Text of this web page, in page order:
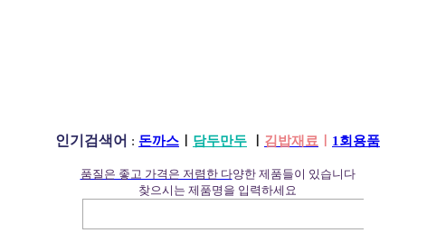
인기검색어 : 돈까스 담두만두 김밥재료 1회용품
품질은 좋고 가격은 저렴한 다양한 제품들이 있습니다
찾으시는 제품명을 입력하세요